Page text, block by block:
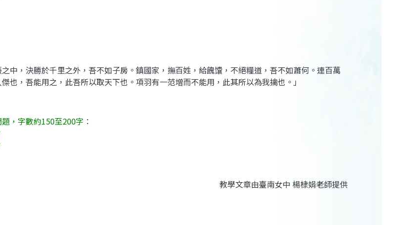
，決勝於千里之外，吾不如子房。鎮國家，撫百姓，給餽馕，不絕糧道，吾不如蕭何。連百萬
也，吾能用之，此吾所以取天下也。項羽有一范增而不能用，此其所以為我擒也。」
，字數約150至200字：
教學文章由臺南女中 楊棣娟老師提供